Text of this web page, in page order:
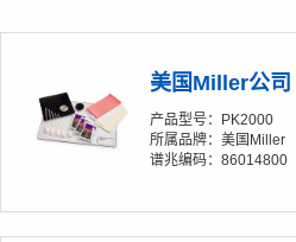
产品型号：PK2000
所属品牌：美国Miller
谱兆编码：86014800